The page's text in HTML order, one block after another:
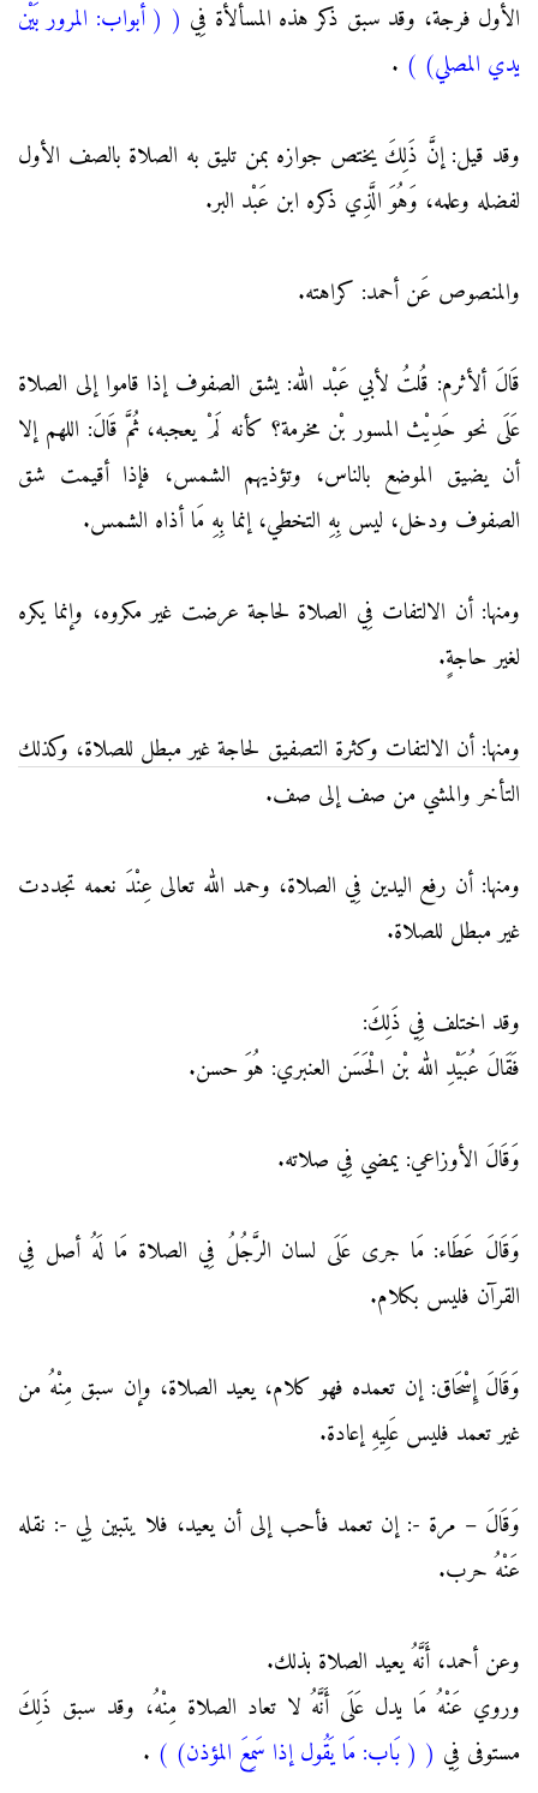
الأول فرجة، وقد سبق ذكر هذه المسألأة فِي ( ( أبواب: المرور بَيْن
يدي المصلي) )
.
وقد قيل: إنَّ ذَلِكَ يختص جوازه بمن تليق به الصلاة بالصف الأول
لفضله وعلمه، وَهُوَ الَّذِي ذكره ابن عَبْد البر.
والمنصوص عَن أحمد: كراهته.
قَالَ ألأثرم: قُلتُ لأبي عَبْد الله: يشق الصفوف إذا قاموا إلى الصلاة
عَلَى نحو حَدِيْث المسور بْن مخرمة؟ كأنه لَمْ يعجبه، ثُمَّ قَالَ: اللهم إلا
أن يضيق الموضع بالناس، وتؤذيهم الشمس، فإذا أقيمت شق
الصفوف ودخل، ليس بِهِ التخطي، إنما بِهِ مَا أذاه الشمس.
ومنها: أن الالتفات فِي الصلاة لحاجة عرضت غير مكروه، وإنما يكره
لغير حاجةٍ.
ومنها: أن الالتفات وكثرة التصفيق لحاجة غير مبطل للصلاة، وكذلك
التأخر والمشي من صف إلى صف.
ومنها: أن رفع اليدين فِي الصلاة، وحمد الله تعالى عِنْدَ نعمه تجددت
غير مبطل للصلاة.
وقد اختلف فِي ذَلِكَ:
فَقَالَ عُبَيْدِ الله بْن الْحَسَن العنبري: هُوَ حسن.
وَقَالَ الأوزاعي: يمضي فِي صلاته.
وَقَالَ عَطَاء: مَا جرى عَلَى لسان الرَّجُلُ فِي الصلاة مَا لَهُ أصل فِي
القرآن فليس بكلام.
وَقَالَ إِسْحَاق: إن تعمده فهو كلام، يعيد الصلاة، وإن سبق مِنْهُ من
غير تعمد فليس عَلِيهِ إعادة.
وَقَالَ – مرة -: إن تعمد فأحب إلى أن يعيد، فلا يتبين لِي -: نقله
عَنْهُ حرب.
وعن أحمد، أَنَّهُ يعيد الصلاة بذلك.
وروي عَنْهُ مَا يدل عَلَى أَنَّهُ لا تعاد الصلاة مِنْهُ، وقد سبق ذَلِكَ
مستوفى فِي ( ( بَاب: مَا يَقُول إذا سَمِعَ المؤذن) )
.